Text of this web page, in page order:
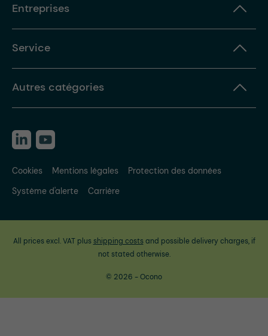
Entreprises
Service
Autres catégories
Cookies Mentions légales
Protection des données
Système d'alerte
Carrière
All prices excl. VAT plus shipping costsand possible delivery charges, if
not stated otherwise.
© 2026 - Ocono